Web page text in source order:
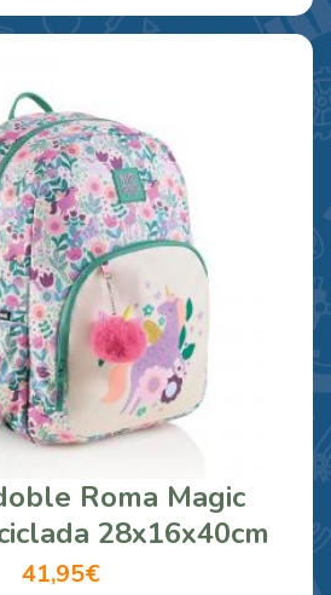
Roma Magic
28x16x40cm
41,95€